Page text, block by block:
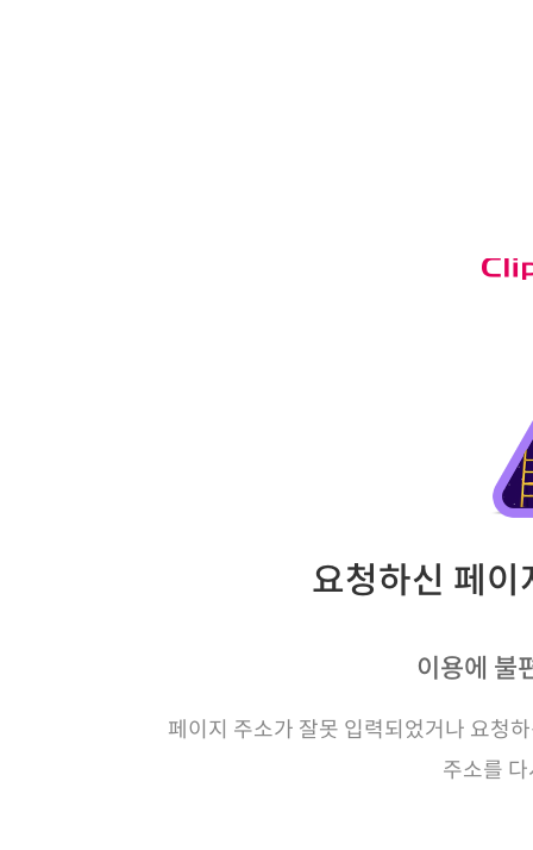
요청하신 페
이용에 불
페이지 주소가 잘못 입력되었거나 요청
주소를